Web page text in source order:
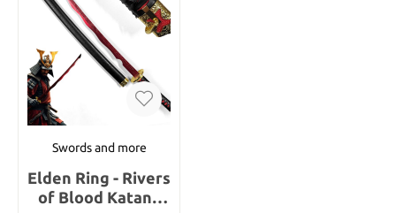
Swords and more
Elden Ring - Rivers
of Blood Katana